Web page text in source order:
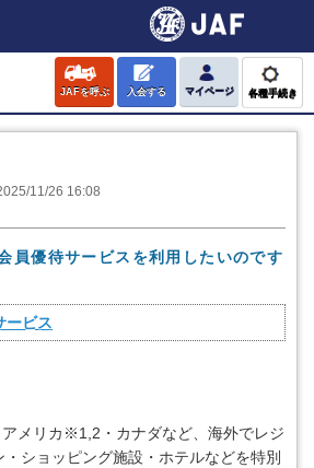
JAFを呼ぶ 入会する マイページ 各種手続き
11/26 16:08
員優待サービスを利用したいのです
ービス
メリカ※1,2・カナダなど、海外でレジ
ショッピング施設・ホテルなどを特別